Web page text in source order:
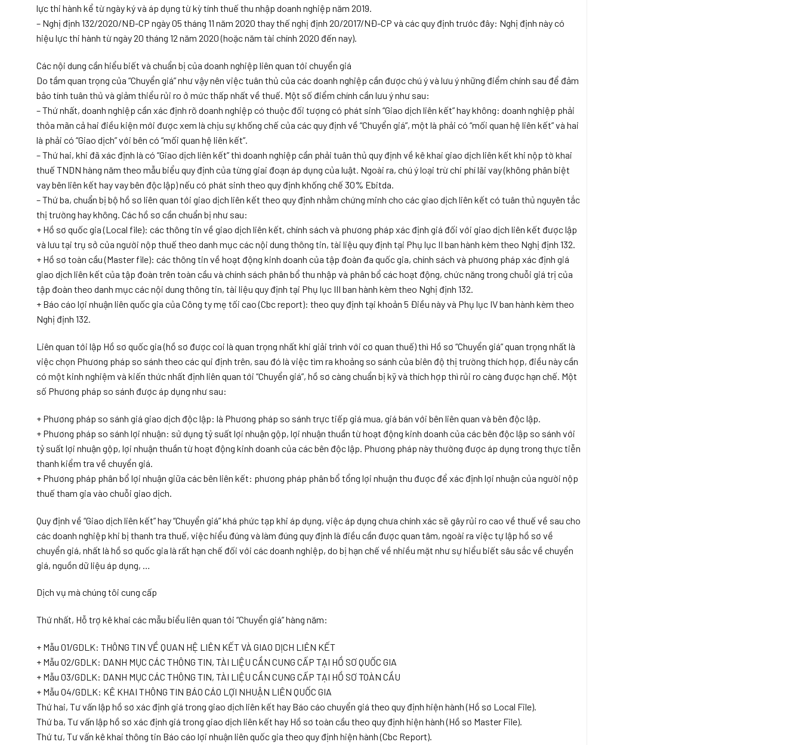
lực thi hành kể từ ngày ký và áp dụng từ kỳ tính thuế thu nhập doanh nghiệp năm 2019.
– Nghị định 132/2020/NĐ-CP ngày 05 tháng 11 năm 2020 thay thế nghị định 20/2017/NĐ-CP và các quy định trước đây: Nghị định này có
hiệu lực thi hành từ ngày 20 tháng 12 năm 2020 (hoặc năm tài chính 2020 đến nay).
Các nội dung cần hiểu biết và chuẩn bị của doanh nghiệp liên quan tới chuyển giá
Do tầm quan trọng của “Chuyển giá” như vậy nên việc tuân thủ của các doanh nghiệp cần được chú ý và lưu ý những điểm chính sau để đảm
bảo tính tuân thủ và giảm thiểu rủi ro ở mức thấp nhất về thuế. Một số điểm chính cần lưu ý như sau:
– Thứ nhất, doanh nghiệp cần xác định rõ doanh nghiệp có thuộc đối tượng có phát sinh “Giao dịch liên kết” hay không: doanh nghiệp phải
thỏa mãn cả hai điều kiện mới được xem là chịu sự khống chế của các quy định về “Chuyển giá”, một là phải có “mối quan hệ liên kết” và hai
là phải có “Giao dịch” với bên có “mối quan hệ liên kết”.
– Thứ hai, khi đã xác định là có “Giao dịch liên kết” thì doanh nghiệp cần phải tuân thủ quy định về kê khai giao dịch liên kết khi nộp tờ khai
thuế TNDN hàng năm theo mẫu biểu quy định của từng giai đoạn áp dụng của luật. Ngoài ra, chú ý loại trừ chi phí lãi vay (không phân biệt
vay bên liên kết hay vay bên độc lập) nếu có phát sinh theo quy định khống chế 30% Ebitda.
– Thứ ba, chuẩn bị bộ hồ sơ liên quan tới giao dịch liên kết theo quy định nhằm chứng minh cho các giao dịch liên kết có tuân thủ nguyên tắc
thị trường hay không. Các hồ sơ cần chuẩn bị như sau:
+ Hồ sơ quốc gia (Local file): các thông tin về giao dịch liên kết, chính sách và phương pháp xác định giá đối với giao dịch liên kết được lập
và lưu tại trụ sở của người nộp thuế theo danh mục các nội dung thông tin, tài liệu quy định tại Phụ lục II ban hành kèm theo Nghị định 132.
+ Hồ sơ toàn cầu (Master file): các thông tin về hoạt động kinh doanh của tập đoàn đa quốc gia, chính sách và phương pháp xác định giá
giao dịch liên kết của tập đoàn trên toàn cầu và chính sách phân bổ thu nhập và phân bổ các hoạt động, chức năng trong chuỗi giá trị của
tập đoàn theo danh mục các nội dung thông tin, tài liệu quy định tại Phụ lục III ban hành kèm theo Nghị định 132.
+ Báo cáo lợi nhuận liên quốc gia của Công ty mẹ tối cao (Cbc report): theo quy định tại khoản 5 Điều này và Phụ lục IV ban hành kèm theo
Nghị định 132.
Liên quan tới lập Hồ sơ quốc gia (hồ sơ được coi là quan trọng nhất khi giải trình với cơ quan thuế) thì Hồ sơ “Chuyển giá” quan trọng nhất là
việc chọn Phương pháp so sánh theo các qui định trên, sau đó là việc tìm ra khoảng so sánh của biên độ thị trường thích hợp, điều này cần
có một kinh nghiệm và kiến thức nhất định liên quan tới “Chuyển giá”, hồ sơ càng chuẩn bị kỹ và thích hợp thì rủi ro càng được hạn chế. Một
số Phương pháp so sánh được áp dụng như sau:
+ Phương pháp so sánh giá giao dịch độc lập: là Phương pháp so sánh trực tiếp giá mua, giá bán với bên liên quan và bên độc lập.
+ Phương pháp so sánh lợi nhuận: sử dụng tỷ suất lợi nhuận gộp, lợi nhuận thuần từ hoạt động kinh doanh của các bên độc lập so sánh với
tỷ suất lợi nhuận gộp, lợi nhuận thuần từ hoạt động kinh doanh của các bên độc lập. Phương pháp này thường được áp dụng trong thực tiễn
thanh kiểm tra về chuyển giá.
+ Phương pháp phân bổ lợi nhuận giữa các bên liên kết: phương pháp phân bổ tổng lợi nhuận thu được để xác định lợi nhuận của người nộp
thuế tham gia vào chuỗi giao dịch.
Quy định về “Giao dịch liên kết” hay “Chuyển giá” khá phức tạp khi áp dụng, việc áp dụng chưa chính xác sẽ gây rủi ro cao về thuế về sau cho
các doanh nghiệp khi bị thanh tra thuế, việc hiểu đúng và làm đúng quy định là điều cần được quan tâm, ngoài ra việc tự lập hồ sơ về
chuyển giá, nhất là hồ sơ quốc gia là rất hạn chế đối với các doanh nghiệp, do bị hạn chế về nhiều mặt như sự hiểu biết sâu sắc về chuyển
giá, nguồn dữ liệu áp dụng, …
Dịch vụ mà chúng tôi cung cấp
Thứ nhất, Hỗ trợ kê khai các mẫu biểu liên quan tới “Chuyển giá” hàng năm:
+ Mẫu 01/GDLK: THÔNG TIN VỀ QUAN HỆ LIÊN KẾT VÀ GIAO DỊCH LIÊN KẾT
+ Mẫu 02/GDLK: DANH MỤC CÁC THÔNG TIN, TÀI LIỆU CẦN CUNG CẤP TẠI HỒ SƠ QUỐC GIA
+ Mẫu 03/GDLK: DANH MỤC CÁC THÔNG TIN, TÀI LIỆU CẦN CUNG CẤP TẠI HỒ SƠ TOÀN CẦU
+ Mẫu 04/GDLK: KÊ KHAI THÔNG TIN BÁO CÁO LỢI NHUẬN LIÊN QUỐC GIA
Thứ hai, Tư vấn lập hồ sơ xác định giá trong giao dịch liên kết hay Báo cáo chuyển giá theo quy định hiện hành (Hồ sơ Local File).
Thứ ba, Tư vấn lập hồ sơ xác định giá trong giao dịch liên kết hay Hồ sơ toàn cầu theo quy định hiện hành (Hồ sơ Master File).
Thứ tư, Tư vấn kê khai thông tin Báo cáo lợi nhuận liên quốc gia theo quy định hiện hành (Cbc Report).